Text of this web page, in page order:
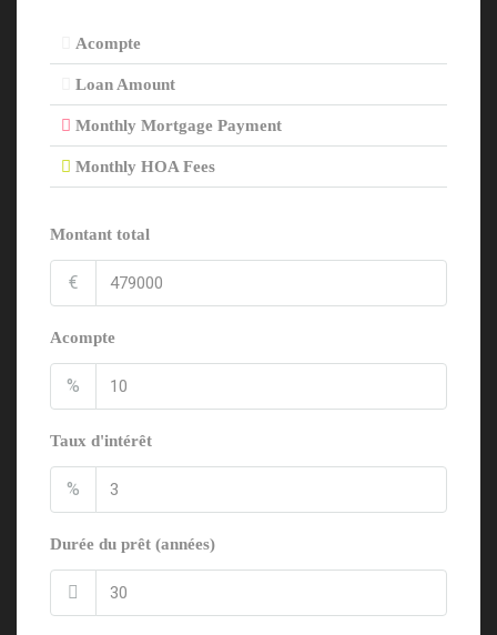
Acompte
Loan Amount
Monthly Mortgage Payment
Monthly HOA Fees
Montant total
€
Acompte
%
Taux d'intérêt
%
Durée du prêt (années)